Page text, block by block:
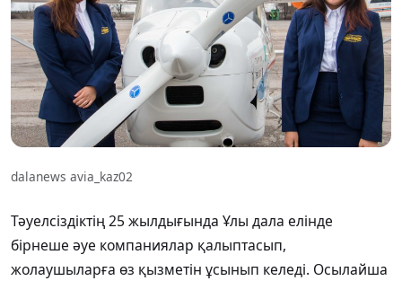
dalanews avia_kaz02
Тәуелсіздіктің 25 жылдығында Ұлы дала елінде
бірнеше әуе компаниялар қалыптасып,
жолаушыларға өз қызметін ұсынып келеді. Осылайша